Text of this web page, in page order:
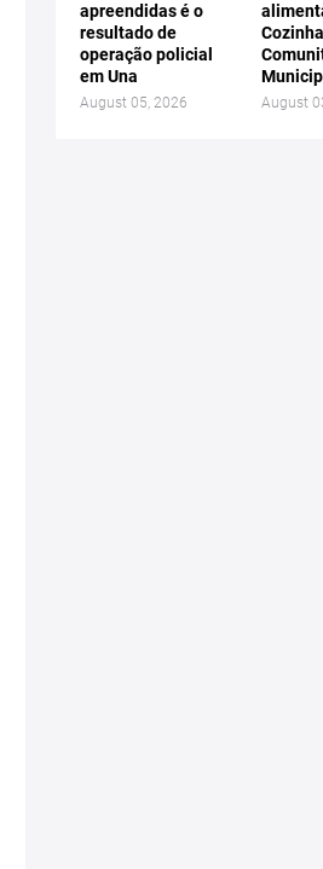
apreendidas é o
resultado de
operação policial
em Una
August 05, 2026 August